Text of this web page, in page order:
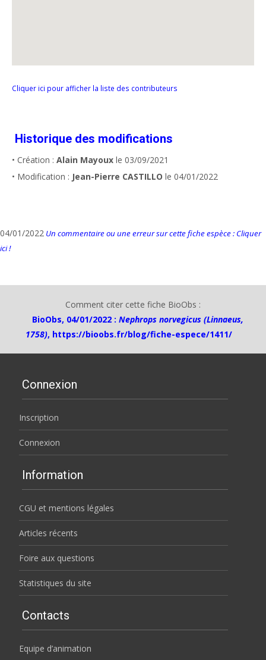
Cliquer ici pour afficher la liste des contributeurs
Historique des modifications
• Création : Alain Mayoux le 03/09/2021
• Modification : Jean-Pierre CASTILLO le 04/01/2022
04/01/2022 Un commentaire ou une erreur sur cette fiche espèce : Cliquer
ici !
Comment citer cette fiche BioObs :
BioObs, 04/01/2022 : Nephrops norvegicus (Linnaeus,
1758), https://bioobs.fr/blog/fiche-espece/1411/
Connexion
Inscription
Connexion
Information
CGU et mentions légales
Articles récents
Foire aux questions
Statistiques du site
Contacts
Equipe d’animation